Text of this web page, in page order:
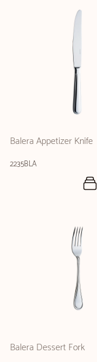
Balera Appetizer Knife
2235BLA
Balera Dessert Fork